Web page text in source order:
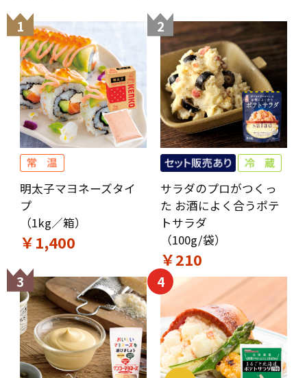
1
明太子マヨネーズタイ
プ
（1kg／箱）
￥1,400
2
サラダのプロがつくっ
た お酒によく合うポテ
トサラダ
（100g/袋）
￥210
3 4